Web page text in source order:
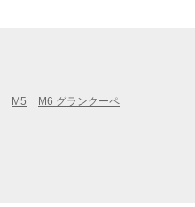
M5 M6 グランクーペ